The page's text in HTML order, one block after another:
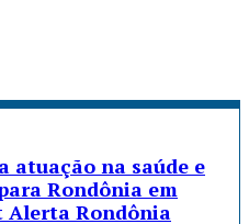
atuação na saúde e
Rondônia em
Alerta Rondônia